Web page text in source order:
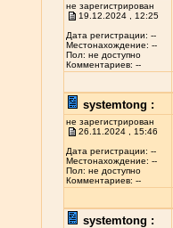
не зарегистрирован
19.12.2024 , 12:25
Дата регистрации: --
Местонахождение: --
Пол: не доступно
Комментариев: --
systemtong :
не зарегистрирован
26.11.2024 , 15:46
Дата регистрации: --
Местонахождение: --
Пол: не доступно
Комментариев: --
systemtong :